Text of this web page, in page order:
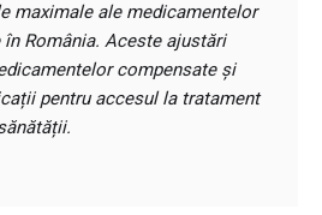
maximale ale medicamentelor
în România. Aceste ajustări
compensate și
pentru accesul la tratament